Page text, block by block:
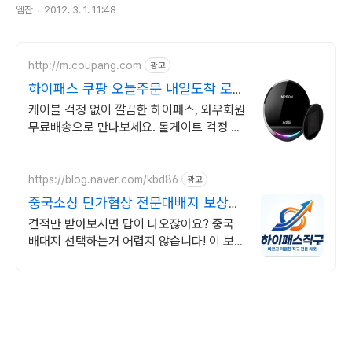
엠찬 2012. 3. 1. 11:48
http://m.coupang.com 광고
하이패스 쿠팡 오늘주문 내일도착 로켓
배송
케이블 걱정 없이 깔끔한 하이패스, 와우회원
무료배송으로 만나보세요. 톨게이트 걱정 없
https://blog.naver.com/kbd86 광고
중국소싱 단가협상 전문대배지 보상
100%
견적만 받아보시면 답이 나오잖아요? 중국
배대지 선택하는거 어렵지 않습니다! 이 보다